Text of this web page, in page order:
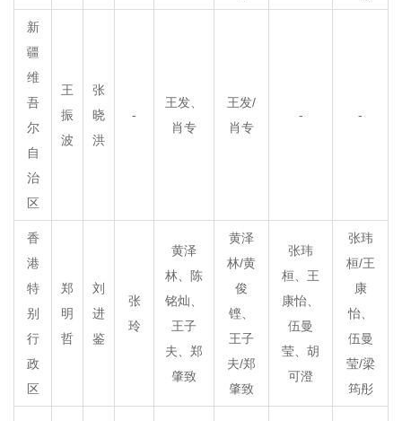
新
疆
维
吾
尔
自
治
区
王
振
波
张
晓
洪
-
王发、
肖专
王发/
肖专
- -
香
港
特
别
行
政
区
郑
明
哲
刘
进
鉴
张
玲
黄泽
林、陈
铭灿、
王子
夫、郑
肇致
黄泽
林/黄
俊
铿、
王子
夫/郑
肇致
张玮
桓、王
康怡、
伍曼
莹、胡
可澄
张玮
桓/王
康
怡、
伍曼
莹/梁
筠彤